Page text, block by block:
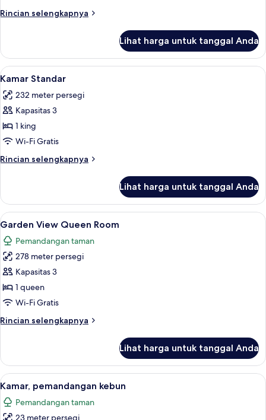
Rincian selengkapnya
Rincian
Cottage
Lihat harga untuk tanggal Anda
Lihat
semua
foto
untuk
Kamar
Standar
Kamar Standar | Seprai premium,
5
Kamar Standar
232 meter persegi
Kapasitas 3
1 king
Wi-Fi Gratis
Rincian selengkapnya
Rincian
Kamar
Standar
Lihat harga untuk tanggal Anda
Lihat
semua
foto
untuk
Garden
View
Queen
Garden View Queen Room | Seprai
6
Garden View Queen Room
Pemandangan taman
278 meter persegi
Kapasitas 3
1 queen
Wi-Fi Gratis
Rincian selengkapnya
Rincian
Garden
View
Queen
Room
Lihat harga untuk tanggal Anda
Lihat
semua
foto
Kamar, pemandangan kebun |
5
Kamar, pemandangan kebun
Pemandangan taman
23 meter persegi